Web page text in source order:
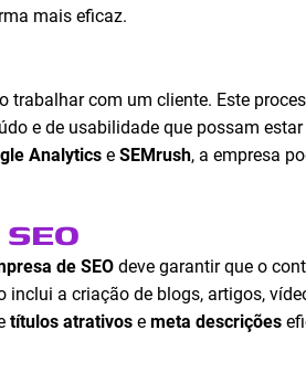
mais eficaz.
trabalhar com um cliente. Este
e de usabilidade que possam estar
Analytics e SEMrush, a empresa
de SEO deve garantir que o
a criação de blogs, artigos,
títulos atrativos e meta descrições